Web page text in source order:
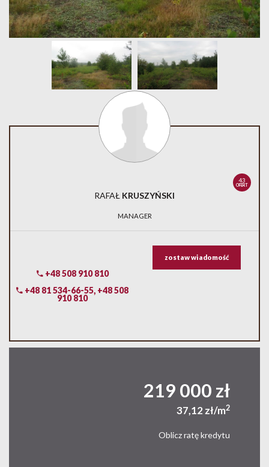
43
OFERT
RAFAŁ KRUSZYŃSKI
MANAGER
+48 508 910 810
+48 81 534-66-55, +48 508
910 810
zostaw wiadomość
219 000 zł
37,12 zł/m2
Oblicz ratę kredytu